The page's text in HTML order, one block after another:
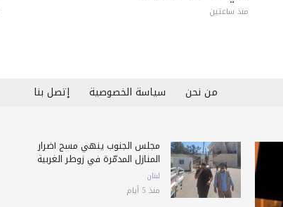
منذ ساعتين
من نحن سياسة الخصوصية إتصل بنا
مجلس الجنوب ينهي مسح أضرار
المنازل المدمّرة في زوطر الغربية
لبنان
منذ 5 أيام